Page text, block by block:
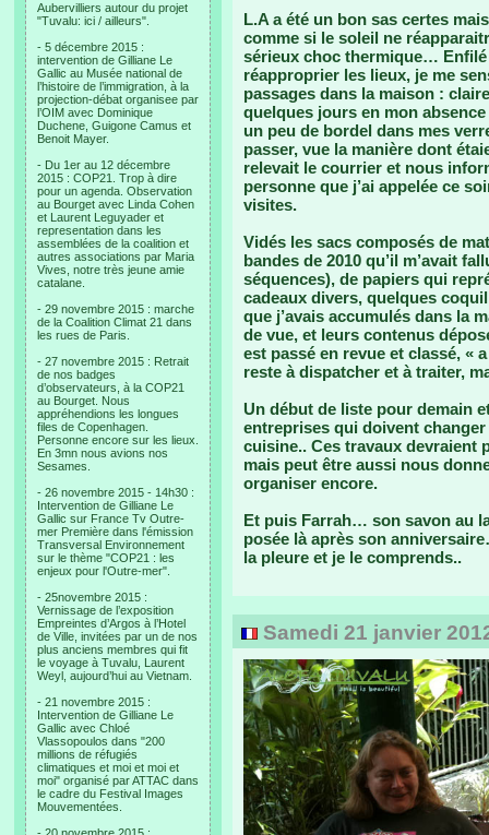
Aubervilliers autour du projet
"Tuvalu: ici / ailleurs".
- 5 décembre 2015 :
intervention de Gilliane Le
Gallic au Musée national de
l’histoire de l’immigration, à la
projection-débat organisee par
l’OIM avec Dominique
Duchene, Guigone Camus et
Benoit Mayer.
- Du 1er au 12 décembre
2015 : COP21. Trop à dire
pour un agenda. Observation
au Bourget avec Linda Cohen
et Laurent Leguyader et
representation dans les
assemblées de la coalition et
autres associations par Maria
Vives, notre très jeune amie
catalane.
- 29 novembre 2015 : marche
de la Coalition Climat 21 dans
les rues de Paris.
- 27 novembre 2015 : Retrait
de nos badges
d’observateurs, à la COP21
au Bourget. Nous
appréhendions les longues
files de Copenhagen.
Personne encore sur les lieux.
En 3mn nous avions nos
Sesames.
- 26 novembre 2015 - 14h30 :
Intervention de Gilliane Le
Gallic sur France Tv Outre-
mer Première dans l'émission
Transversal Environnement
sur le thème "COP21 : les
enjeux pour l'Outre-mer".
- 25novembre 2015 :
Vernissage de l’exposition
Empreintes d’Argos à l’Hotel
de Ville, invitées par un de nos
plus anciens membres qui fit
le voyage à Tuvalu, Laurent
Weyl, aujourd’hui au Vietnam.
- 21 novembre 2015 :
Intervention de Gilliane Le
Gallic avec Chloé
Vlassopoulos dans "200
millions de réfugiés
climatiques et moi et moi et
moi" organisé par ATTAC dans
le cadre du Festival Images
Mouvementées.
L.A a été un bon sas certes
comme si le soleil ne
sérieux choc thermique… Enfilé
réapproprier les lieux, je me
passages dans la maison :
quelques jours en mon
un peu de bordel dans mes
passer, vue la manière dont
relevait le courrier et nous
personne que j’ai appelée ce
visites.
Vidés les sacs composés de
bandes de 2010 qu’il m’avait
séquences), de papiers qui
cadeaux divers, quelques
que j’avais accumulés dans la
de vue, et leurs contenus
est passé en revue et classé, «
reste à dispatcher et à traiter,
Un début de liste pour demain
entreprises qui doivent
cuisine.. Ces travaux devraient
mais peut être aussi nous
organiser encore.
Et puis Farrah… son savon au
posée là après son
la pleure et je le comprends..
Samedi 21 janvier